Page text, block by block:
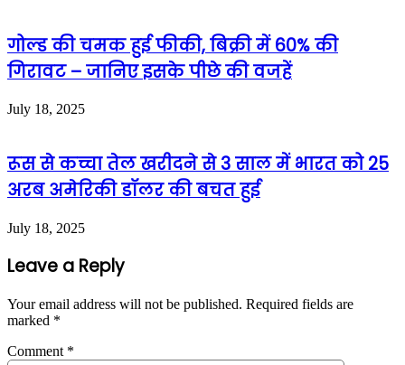
गोल्ड की चमक हुई फीकी, बिक्री में 60% की
गिरावट – जानिए इसके पीछे की वजहें
July 18, 2025
रूस से कच्चा तेल खरीदने से 3 साल में भारत को 25
अरब अमेरिकी डॉलर की बचत हुई
July 18, 2025
Leave a Reply
Your email address will not be published. Required fields are
marked *
Comment *